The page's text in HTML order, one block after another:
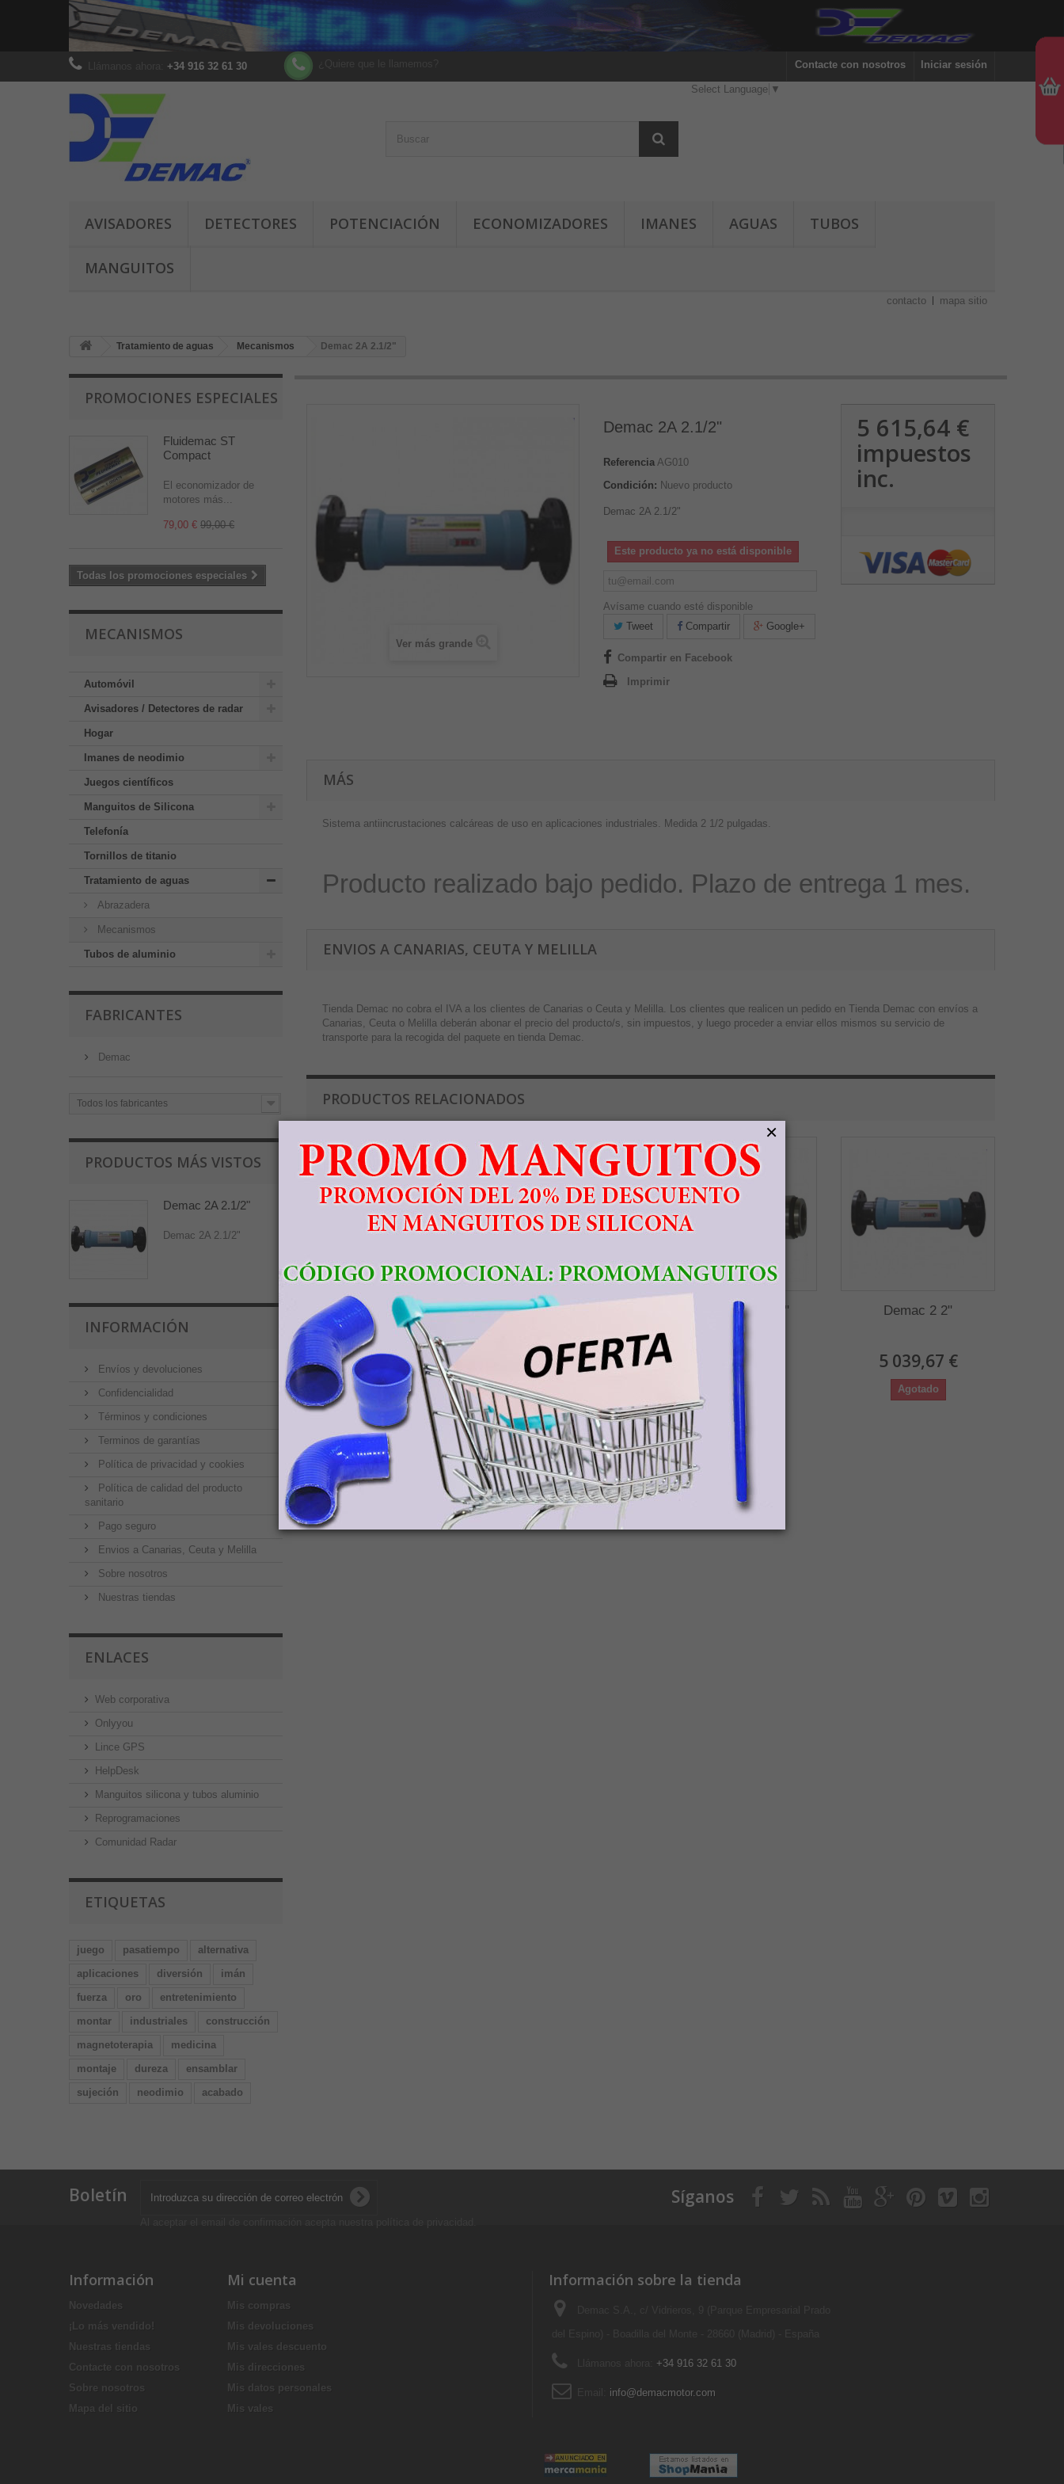
Iniciar sesión
Contacte con nosotros
+34 916 32 61 30
AVISADORES DETECTORES POTENCIACIÓN ECONOMIZADORES IMANES AGUAS TUBOS
MANGUITOS
contacto mapa sitio
Select Language ▼
Tratamiento de aguas Mecanismos Demac 2A 2.1/2"
PROMOCIONES ESPECIALES
Fluidemac ST
Compact
El economizador de
motores más...
79,00 € 99,00 €
Todas los promociones especiales
MECANISMOS
Automóvil
Avisadores / Detectores de radar
Hogar
Imanes de neodimio
Juegos científicos
Manguitos de Silicona
Telefonía
Tornillos de titanio
Tratamiento de aguas
Abrazadera
Mecanismos
Tubos de aluminio
FABRICANTES
Demac
Todos los fabricantes
PRODUCTOS MÁS VISTOS
Demac 2A 2.1/2"
Demac 2A 2.1/2"
INFORMACIÓN
Envíos y devoluciones
Confidencialidad
Términos y condiciones
Terminos de garantías
Política de privacidad y cookies
Política de calidad del producto
sanitario
Pago seguro
Envios a Canarias, Ceuta y Melilla
Sobre nosotros
Nuestras tiendas
ENLACES
Web corporativa
Onlyyou
Lince GPS
HelpDesk
Manguitos silicona y tubos aluminio
Reprogramaciones
Comunidad Radar
ETIQUETAS
juego pasatiempo
alternativa
aplicaciones
diversión
imán
fuerza
oro
entretenimiento
montar
industriales
construcción
magnetoterapia
medicina
montaje
dureza
ensamblar
sujeción
neodimio acabado
Ver más grande
Demac 2A 2.1/2"
Referencia AG010
Condición: Nuevo producto
Demac 2A 2.1/2"
Este producto ya no está disponible
Avísame cuando esté disponible
Tweet
Compartir Google+
Compartir en Facebook
Imprimir
5 615,64 €
impuestos
inc.
MÁS
Sistema antiincrustaciones calcáreas de uso en aplicaciones industriales. Medida 2 1/2 pulgadas.
Producto realizado bajo pedido. Plazo de entrega 1 mes.
ENVIOS A CANARIAS, CEUTA Y MELILLA
Tienda Demac no cobra el IVA a los clientes de Canarias o Ceuta y Melilla. Los clientes que realicen un pedido en Tienda Demac con envíos a
Canarias, Ceuta o Melilla deberán abonar el precio del producto/s, sin impuestos, y luego proceder a enviar ellos mismos su servicio de
transporte para la recogida del paquete en tienda Demac.
PRODUCTOS RELACIONADOS
Demac 1 1"
959,93 €
En stock
Demac 1-D 1/2"
230,39 €
Demac 1A 1.1/2"
1 727,89 €
En stock
Demac 2 2"
5 039,67 €
Agotado
Boletín Síganos
Información
Novedades
¡Lo más vendido!
Nuestras tiendas
Contacte con nosotros
Sobre nosotros
Mapa del sitio
Mi cuenta
Mis compras
Mis devoluciones
Mis vales descuento
Mis direcciones
Mis datos personales
Mis vales
Información sobre la tienda
+34 916 32 61 30
info@demacmotor.com
×